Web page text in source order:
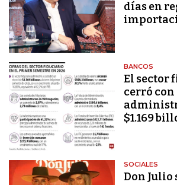
días en
BANCOS
El sector
cerró
$1.169
SOCIALES
Don Julio